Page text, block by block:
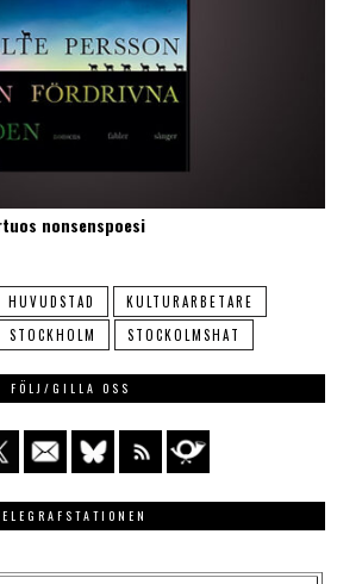
nonsenspoesi
HUVUDSTAD
KULTURARBETARE
STOCKHOLM STOCKOLMSHAT
FÖLJ/GILLA OSS